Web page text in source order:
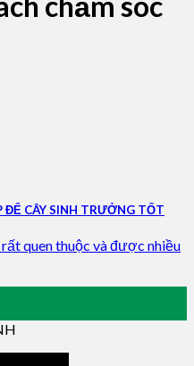
ĐỂ CÂY SINH TRƯỞNG TỐT
quen thuộc và được nhiều